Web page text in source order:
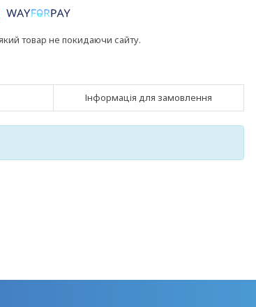
товар не покидаючи сайту.
Інформація для замовлення